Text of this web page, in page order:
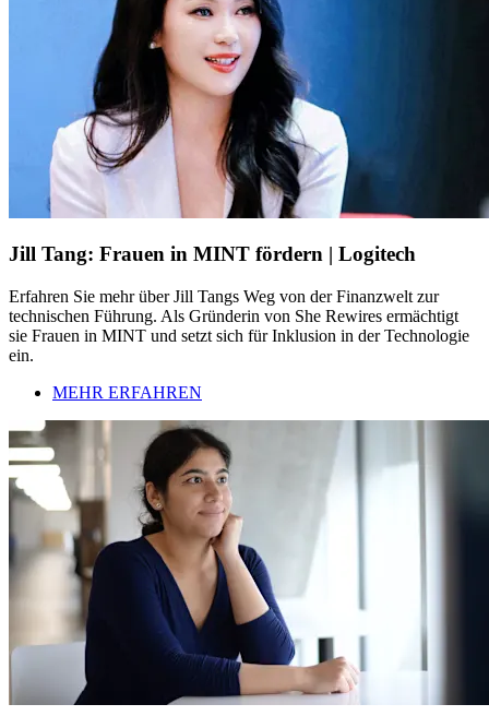
Jill Tang: Frauen in MINT fördern | Logitech
Erfahren Sie mehr über Jill Tangs Weg von der Finanzwelt zur
technischen Führung. Als Gründerin von She Rewires ermächtigt
sie Frauen in MINT und setzt sich für Inklusion in der Technologie
ein.
MEHR ERFAHREN